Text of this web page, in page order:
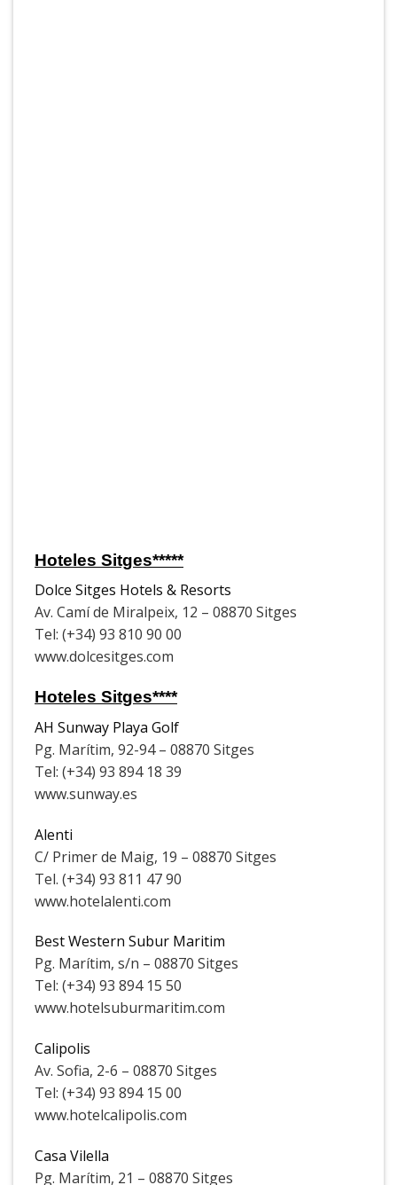
Hoteles Sitges*****
Dolce Sitges Hotels & Resorts
Av. Camí de Miralpeix, 12 – 08870 Sitges
Tel: (+34) 93 810 90 00
www.dolcesitges.com
Hoteles Sitges****
AH Sunway Playa Golf
Pg. Marítim, 92-94 – 08870 Sitges
Tel: (+34) 93 894 18 39
www.sunway.es
Alenti
C/ Primer de Maig, 19 – 08870 Sitges
Tel. (+34) 93 811 47 90
www.hotelalenti.com
Best Western Subur Maritim
Pg. Marítim, s/n – 08870 Sitges
Tel: (+34) 93 894 15 50
www.hotelsuburmaritim.com
Calipolis
Av. Sofia, 2-6 – 08870 Sitges
Tel: (+34) 93 894 15 00
www.hotelcalipolis.com
Casa Vilella
Pg. Marítim, 21 – 08870 Sitges